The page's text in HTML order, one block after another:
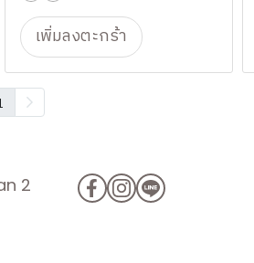
เพิ่มลงตะกร้า
2